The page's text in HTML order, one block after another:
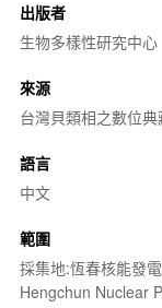
出版者
生物多樣性研究中心
來源
台灣貝類相之數位
語言
中文
範圍
採集地:恆春核能發
Hengchun Nuclear